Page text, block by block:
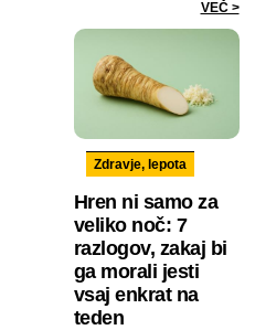
VEČ >
Zdravje, lepota
Hren ni samo za
veliko noč: 7
razlogov, zakaj bi
ga morali jesti
vsaj enkrat na
teden